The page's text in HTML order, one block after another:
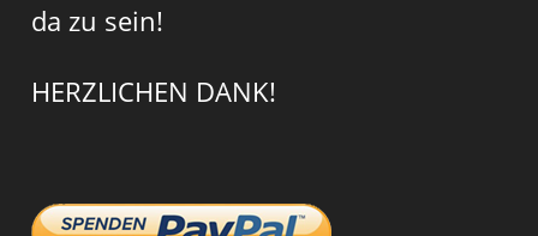
da zu sein!
HERZLICHEN DANK!